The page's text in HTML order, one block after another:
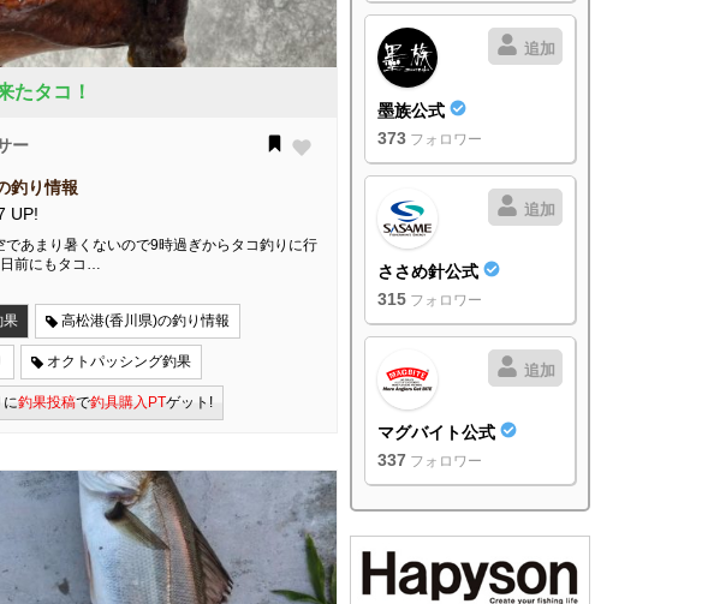
たタコ！
ー
釣り情報
UP!
であまり暑くないので9時過ぎからタコ釣りに行
前にもタコ…
果 高松港(香川県)の釣り情報
オクトパッシング釣果
に釣果投稿で釣具購入PTゲット!
追加
墨族公式
373 フォロワー
追加
ささめ針公式
315 フォロワー
追加
マグバイト公式
337 フォロワー